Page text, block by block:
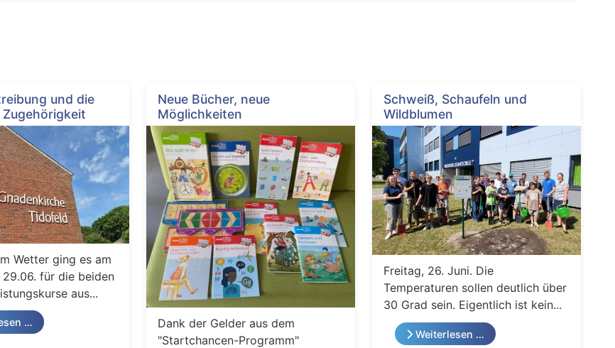
und die
Wetter ging es am
für die beiden
aus...
…
Neue Bücher, neue
Möglichkeiten
Dank der Gelder aus dem
"Startchancen-Programm"
Schweiß, Schaufeln und
Wildblumen
Freitag, 26. Juni. Die
Temperaturen sollen deutlich über
30 Grad sein. Eigentlich ist kein...
Weiterlesen …